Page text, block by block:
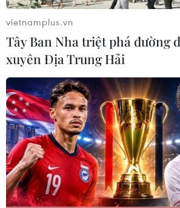
vietnamplus.vn
Tây Ban Nha triệt phá đường
xuyên Địa Trung Hải